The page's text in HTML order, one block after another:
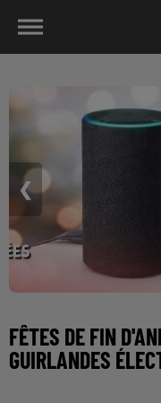
❮
FÊTES DE FIN
GUIRLANDES